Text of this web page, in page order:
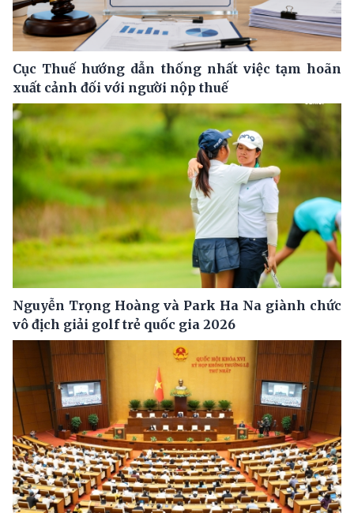
Cục Thuế hướng dẫn thống nhất việc tạm hoãn
xuất cảnh đối với người nộp thuế
Nguyễn Trọng Hoàng và Park Ha Na giành chức
vô địch giải golf trẻ quốc gia 2026